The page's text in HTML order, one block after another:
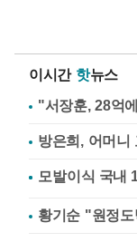
이시간 핫뉴스
"서장훈, 28억
방은희, 어머
황기순 "원정